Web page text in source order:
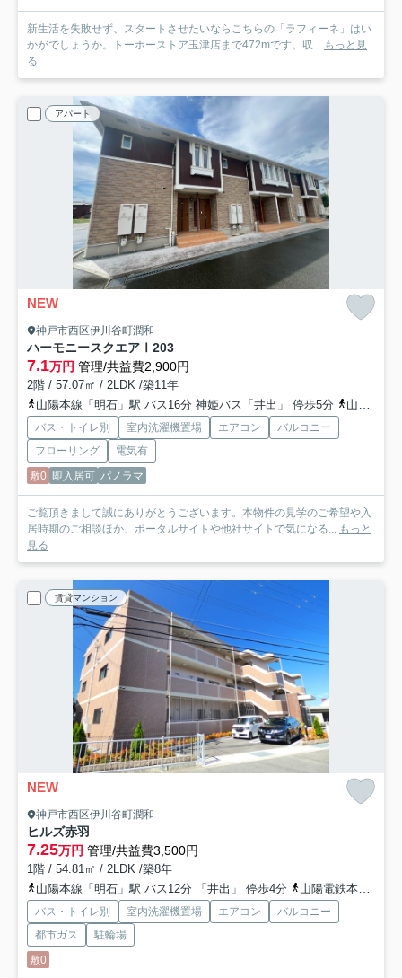
新生活を失敗せず、スタートさせたいならこちらの「ラフィーネ」はい
かがでしょうか。トーホーストア玉津店まで472mです。収... もっと見
る
アパート
NEW
神戸市西区伊川谷町潤和
ハーモニースクエアⅠ 203
7.1万円 管理/共益費2,900円
2階 / 57.07㎡ / 2LDK /築11年
山陽本線「明石」駅 バス16分 神姫バス「井出」 停歩5分
山陽電鉄本線「山陽明石」駅 バス16分 神姫バス「井手」 停歩5分
バス・トイレ別 室内洗濯機置場 エアコン
バルコニー
フローリング
電気有
敷0 即入居可 パノラマ
ご覧頂きまして誠にありがとうございます。本物件の見学のご希望や入
居時期のご相談ほか、ポータルサイトや他社サイトで気になる... もっと
見る
賃貸マンション
NEW
神戸市西区伊川谷町潤和
ヒルズ赤羽
7.25万円 管理/共益費3,500円
1階 / 54.81㎡ / 2LDK /築8年
山陽本線「明石」駅 バス12分 「井出」 停歩4分
山陽電鉄本線「山陽明石」駅 バス12分 「井出」 停歩4分
バス・トイレ別 室内洗濯機置場 エアコン
バルコニー
都市ガス
駐輪場
敷0